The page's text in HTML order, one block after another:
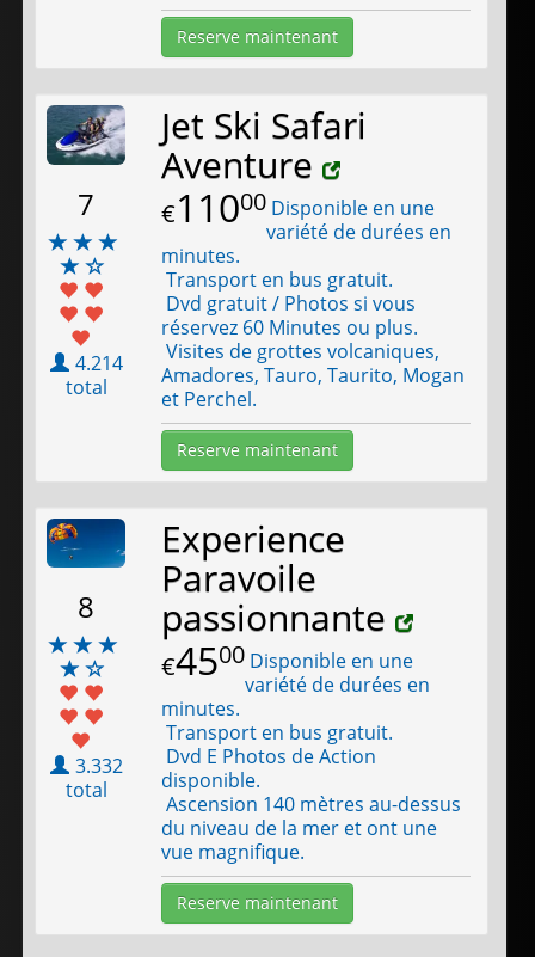
Reserve maintenant
7
4.214
total
Jet Ski Safari
Aventure
€11000 Disponible en une
variété de durées en
minutes.
Transport en bus gratuit.
Dvd gratuit / Photos si vous
réservez 60 Minutes ou plus.
Visites de grottes volcaniques,
Amadores, Tauro, Taurito, Mogan
et Perchel.
Reserve maintenant
8
3.332
total
Experience
Paravoile
passionnante
€4500 Disponible en une
variété de durées en
minutes.
Transport en bus gratuit.
Dvd E Photos de Action
disponible.
Ascension 140 mètres au-dessus
du niveau de la mer et ont une
vue magnifique.
Reserve maintenant